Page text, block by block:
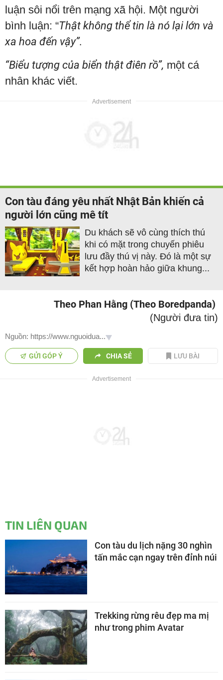
luận sôi nổi trên mạng xã hội. Một người
bình luận: “Thật không thể tin là nó lại lớn và
xa hoa đến vậy”.
“Biểu tượng của biển thật điên rồ”, một cá
nhân khác viết.
Con tàu đáng yêu nhất Nhật Bản khiến cả
người lớn cũng mê tít
Du khách sẽ vô cùng thích thú
khi có mặt trong chuyến phiêu
lưu đầy thú vị này. Đó là một sự
kết hợp hoàn hảo giữa khung...
Theo Phan Hằng (Theo Boredpanda)
(Người đưa tin)
Nguồn: https://www.nguoidua...
GỬI GÓP Ý CHIA SẺ LƯU BÀI
TIN LIÊN QUAN
Con tàu du lịch nặng 30 nghìn
tấn mắc cạn ngay trên đỉnh núi
Trekking rừng rêu đẹp ma mị
như trong phim Avatar